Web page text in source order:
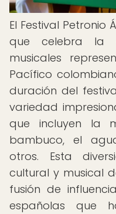
El Festival Petronio
que celebra la
musicales
Pacífico
duración del
variedad
que incluyen la
bambuco, el
otros. Esta
cultural y musical
fusión de
españolas que